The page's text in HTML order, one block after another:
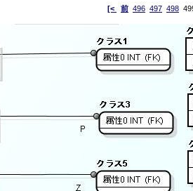
[< 前 496 497 498